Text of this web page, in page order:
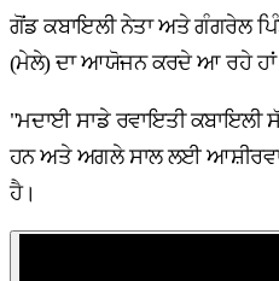
ਗੋਂਡ ਕਬਾਇਲੀ ਨੇਤਾ ਅਤੇ ਗੰਗਰੇਲ
(ਮੇਲੇ) ਦਾ ਆਯੋਜਨ ਕਰਦੇ ਆ ਰਹੇ
"ਮਦਾਈ ਸਾਡੇ ਰਵਾਇਤੀ ਕਬਾਇਲੀ
ਹਨ ਅਤੇ ਅਗਲੇ ਸਾਲ ਲਈ
ਹੈ।